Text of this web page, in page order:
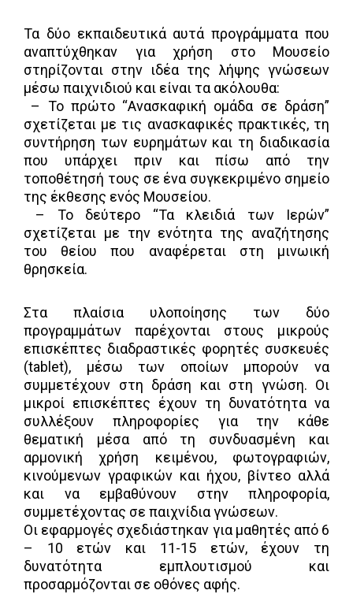
Τα δύο εκπαιδευτικά αυτά προγράμματα που
αναπτύχθηκαν για χρήση στο Μουσείο
στηρίζονται στην ιδέα της λήψης γνώσεων
μέσω παιχνιδιού και είναι τα ακόλουθα:
– Το πρώτο “Ανασκαφική ομάδα σε δράση”
σχετίζεται με τις ανασκαφικές πρακτικές, τη
συντήρηση των ευρημάτων και τη διαδικασία
που υπάρχει πριν και πίσω από την
τοποθέτησή τους σε ένα συγκεκριμένο σημείο
της έκθεσης ενός Μουσείου.
– Το δεύτερο “Τα κλειδιά των Ιερών”
σχετίζεται με την ενότητα της αναζήτησης
του θείου που αναφέρεται στη μινωική
θρησκεία.
Στα πλαίσια υλοποίησης των δύο
προγραμμάτων παρέχονται στους μικρούς
επισκέπτες διαδραστικές φορητές συσκευές
(tablet), μέσω των οποίων μπορούν να
συμμετέχουν στη δράση και στη γνώση. Οι
μικροί επισκέπτες έχουν τη δυνατότητα να
συλλέξουν πληροφορίες για την κάθε
θεματική μέσα από τη συνδυασμένη και
αρμονική χρήση κειμένου, φωτογραφιών,
κινούμενων γραφικών και ήχου, βίντεο αλλά
και να εμβαθύνουν στην πληροφορία,
συμμετέχοντας σε παιχνίδια γνώσεων.
Οι εφαρμογές σχεδιάστηκαν για μαθητές από 6
– 10 ετών και 11-15 ετών, έχουν τη
δυνατότητα εμπλουτισμού και
προσαρμόζονται σε οθόνες αφής.